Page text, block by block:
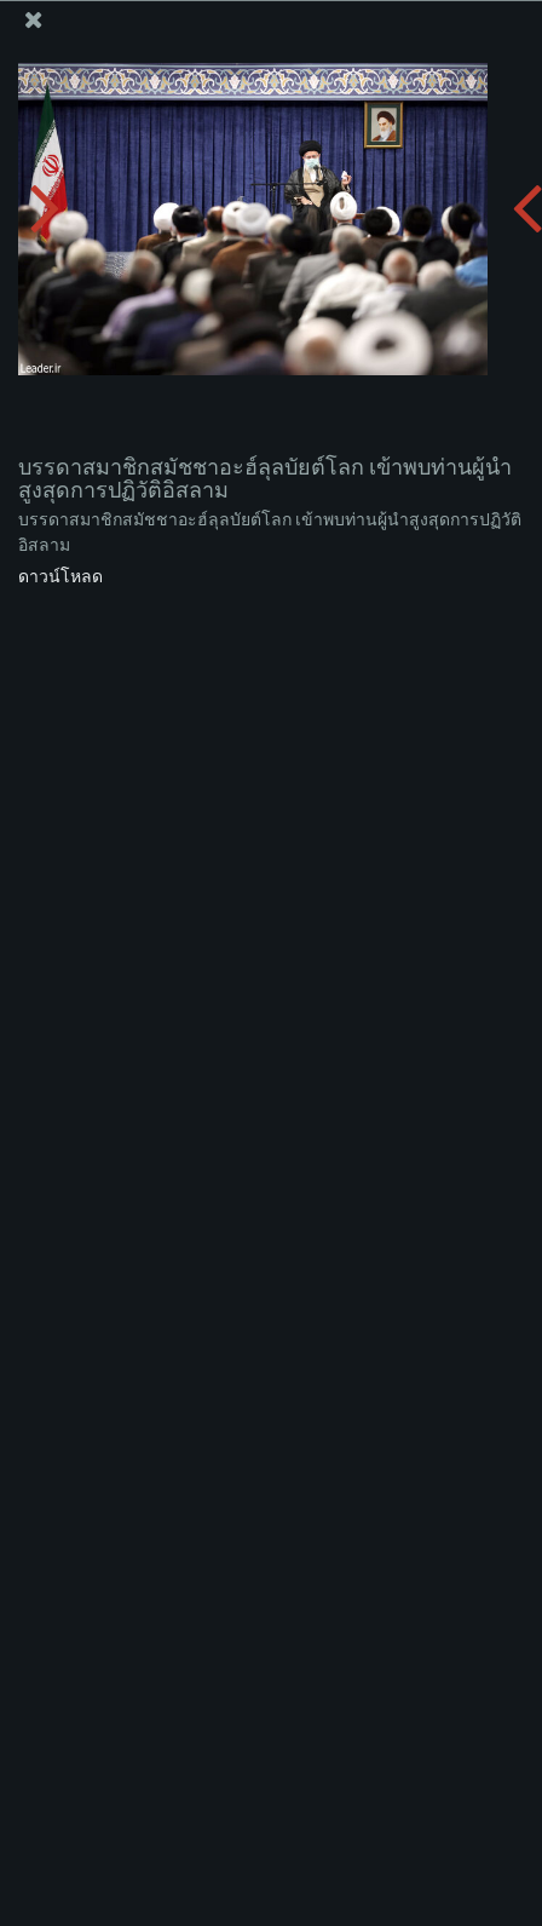
บรรดาสมาชิกสมัชชาอะฮ์ลุลบัยต์โลก เข้าพบท่านผู้นำ
สูงสุดการปฏิวัติอิสลาม
อัพโหลดอัลบั่ม:
บรรดาสมาชิกสมัชชาอะฮ์ลุลบัยต์โลก เข้าพบท่านผู้นำ
สูงสุดการปฏิวัติอิสลาม
บรรดาสมาชิกสมัชชาอะฮ์ลุลบัยต์โลก เข้าพบท่านผู้นำสูงสุดการปฏิวัติ
อิสลาม
ดาวน์โหลด